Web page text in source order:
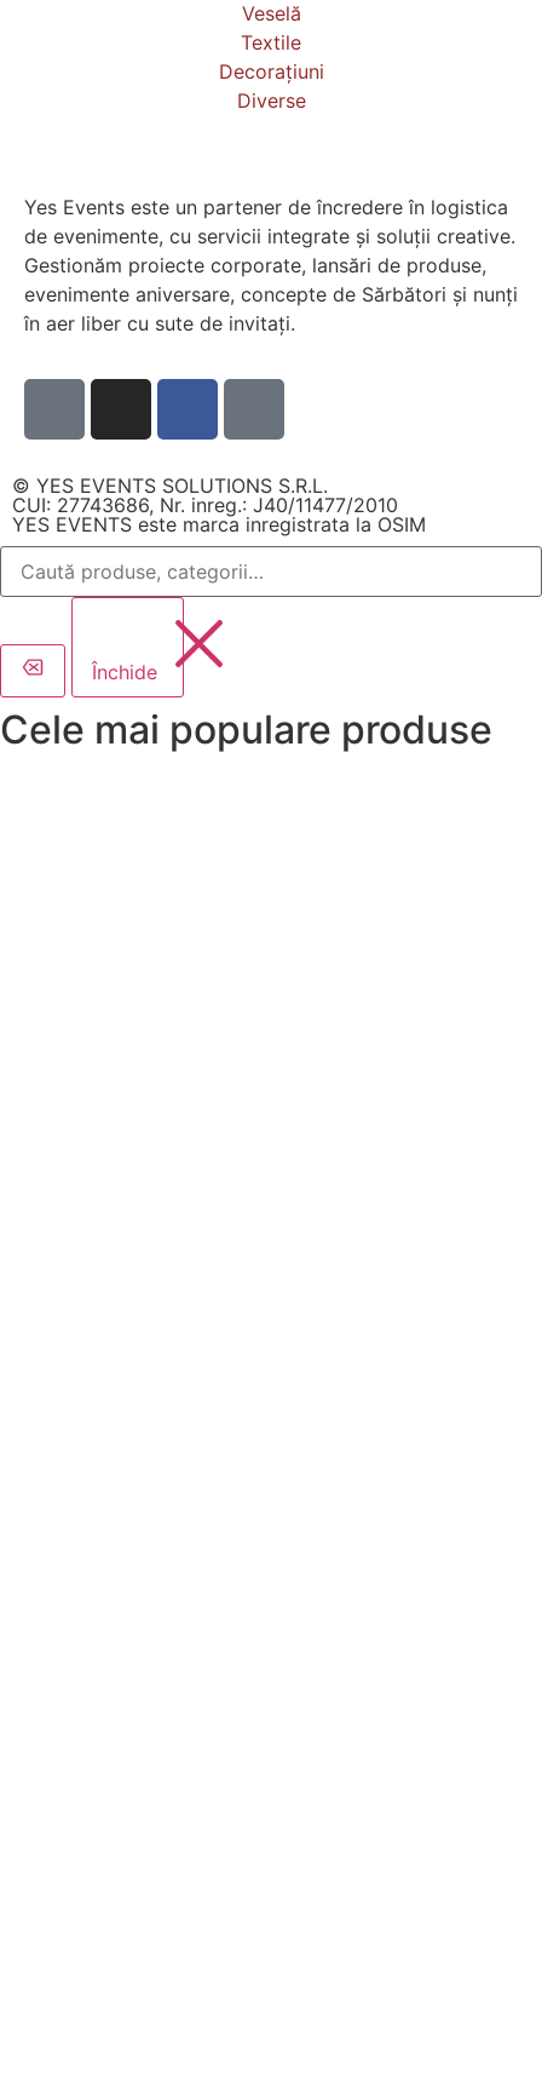
Veselă
Textile
Decorațiuni
Diverse
Yes Events este un partener de încredere în logistica
de evenimente, cu servicii integrate și soluții creative.
Gestionăm proiecte corporate, lansări de produse,
evenimente aniversare, concepte de Sărbători și nunți
în aer liber cu sute de invitați.
© YES EVENTS SOLUTIONS S.R.L.
CUI: 27743686, Nr. inreg.: J40/11477/2010
YES EVENTS este marca inregistrata la OSIM
Închide
Cele mai populare produse